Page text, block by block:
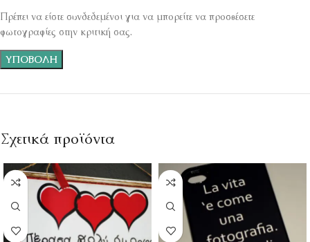
Πρέπει να είστε συνδεδεμένοι για να μπορείτε να προσθέσετε
φωτογραφίες στην κριτική σας.
Σχετικά προϊόντα